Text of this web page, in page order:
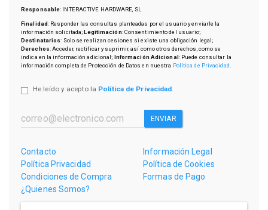
Responsable: INTERACTIVE HARDWARE, SL
Finalidad: Responder las consultas planteadas por el usuario y enviarle la
información solicitada;Legitimación: Consentimiento del usuario;
Destinatarios: Solo se realizan cesiones si existe una obligación legal;
Derechos: Acceder, rectificar y suprimir, así como otros derechos, como se
indica en la información adicional; Información Adicional: Puede consultar la
información completa de Protección de Datos en nuestra Política de Privacidad
He leído y acepto la Política de Privacidad.
ENVIAR
Contacto
Información Legal
Política Privacidad
Política de Cookies
Condiciones de Compra
Formas de Pago
¿Quienes Somos?